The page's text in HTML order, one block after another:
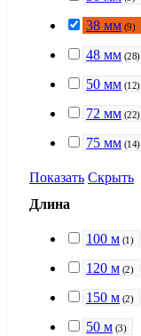
38 мм (9)
48 мм (28)
50 мм (12)
72 мм (22)
75 мм (14)
Показать Скрыть
Длина
100 м (1 )
120 м (2)
150 м (2)
50 м (3)